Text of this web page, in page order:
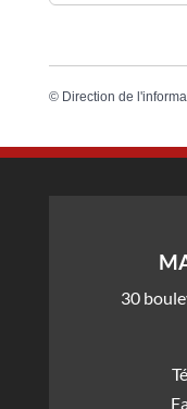
© Direction de
30